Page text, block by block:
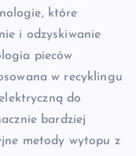
które
i odzyskiwanie
pieców
w recyklingu
do
bardziej
metody wytopu z